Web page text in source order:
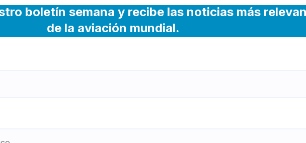
boletín semana y recibe las noticias más
de la aviación mundial.